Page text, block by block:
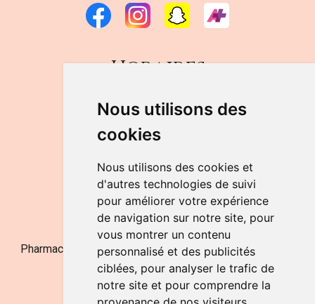
Nous utilisons des
cookies
Nous utilisons des cookies et
d'autres technologies de suivi
pour améliorer votre expérience
de navigation sur notre site, pour
vous montrer un contenu
personnalisé et des publicités
ciblées, pour analyser le trafic de
notre site et pour comprendre la
Horaires
DU LUNDI AU VENDREDI
de 9h à 12h30 et de 14h à 18h
LE SAMEDI
de 9h à 12h30
NOUS CONTACTER
Pharmacie Jufarma - Fatima Abachra - APB 521704 - N°
Entreprise BE0882-700-592